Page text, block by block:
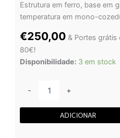
Estrutura em ferro, base em
temperatura em mono-
€250,00 & Portes grátis
80€!
Disponibilidade: 3 em stock
- +
ADICIONAR